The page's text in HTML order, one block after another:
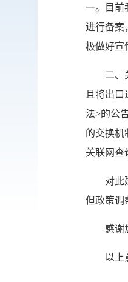
一。目前
进行备案
极做好宣
二、
且将出
法>的公
的交换机
关联网查
对此
但政策调
感谢
以上